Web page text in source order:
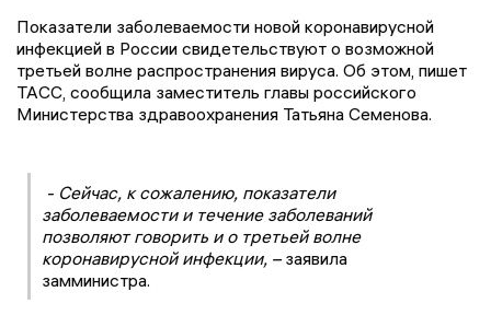
Показатели заболеваемости новой коронавирусной
инфекцией в России свидетельствуют о возможной
третьей волне распространения вируса. Об этом, пишет
ТАСС, сообщила заместитель главы российского
Министерства здравоохранения Татьяна Семенова.
- Сейчас, к сожалению, показатели
заболеваемости и течение заболеваний
позволяют говорить и о третьей волне
коронавирусной инфекции, –заявила
замминистра.